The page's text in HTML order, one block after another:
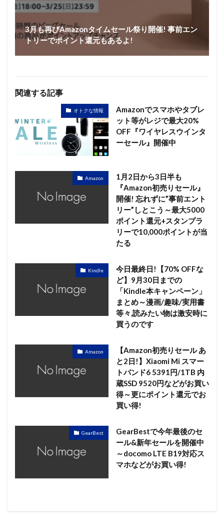
3月も再びAmazonタイムセール祭り開催! 事前エン
トリーでポイント還元もあるよ!
関連する記事
オトクな情報
Amazonでスマホやタブレ
ット等がレジで最大20%
OFF『ワイヤレスウインタ
ーセール』開催中
Amazon
1月2日から3日半も
『Amazon初売りセール』
開催! 忘れずに”事前エント
リー”しとこう～最大5000
ポイント還元+スタンプラ
リーで10,000ポイントが当
たる
Kindle
今日最終日!【70% OFFな
ど】9月30日までの
「Kindle本キャンペーン」
まとめ～漫画/趣味/実用書
等々,読みたい物は激安時に
買うのです
Amazon
【Amazon初売りセール あ
と2日!】Xiaomi Mi スマー
トバンド6 5391円/1TB 内
蔵SSD 9520円などがお買い
得～更にポイント還元でお
買い得!
GearBest
GearBestで今年最後のセ
ール&新年セールを開催中
～docomo LTE B19対応ス
マホなどがお買い得!